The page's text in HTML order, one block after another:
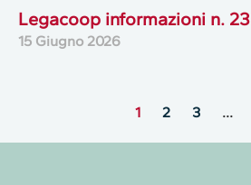
Legacoop informazioni n. 23
15 Giugno 2026
1 2 3 …